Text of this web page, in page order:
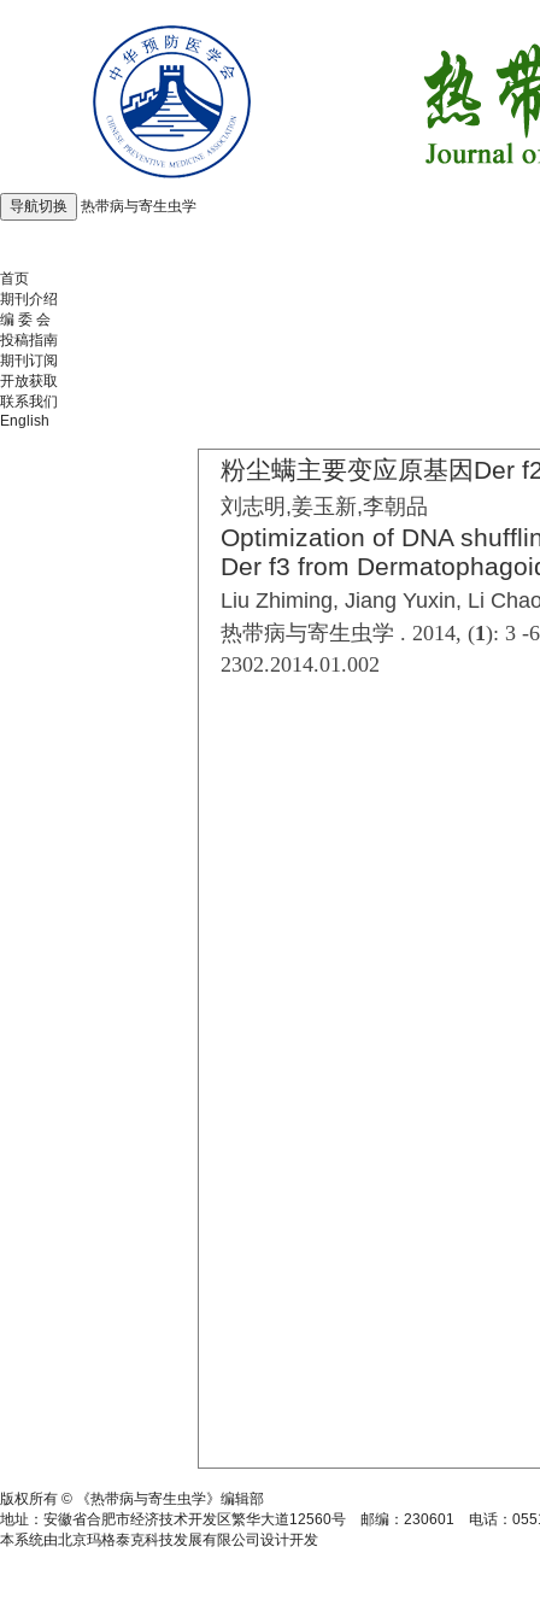
导航切换 热带病与寄生虫学
首页
期刊介绍
编 委 会
投稿指南
期刊订阅
开放获取
联系我们
English
粉尘螨主要变应原基因Der
刘志明,姜玉新,李朝品
Optimization of DNA
Der f3 from
Liu Zhiming, Jiang Yuxin, Li
热带病与寄生虫学 . 2014, (1): 3 -
2302.2014.01.002
版权所有 © 《热带病与寄生虫学》编辑部
地址：安徽省合肥市经济技术开发区繁华大道12560号 邮编：230601 电话：
本系统由北京玛格泰克科技发展有限公司设计开发